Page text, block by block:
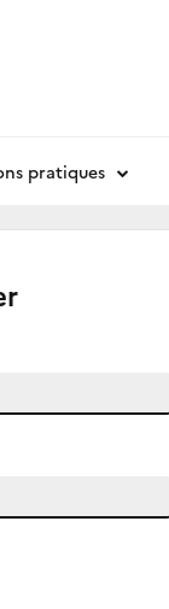
pratiques